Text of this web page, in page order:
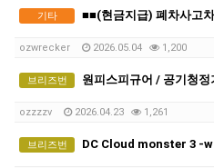
기타 ■■(현금지급) 폐차사고차 문제
ozwrecker 2026.05.04 1,200
브리즈번 원피스피규어 / 공기청정
ozzzzv 2026.04.23 1,261
브리즈번 DC Cloud monster 3 -